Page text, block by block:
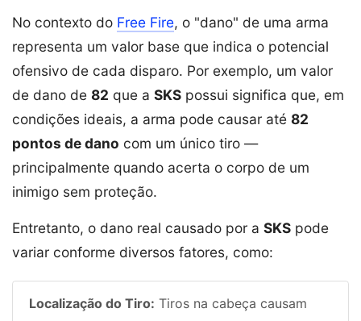
No contexto do Free Fire, o "dano" de uma arma
representa um valor base que indica o potencial
ofensivo de cada disparo. Por exemplo, um valor
de dano de 82 que a SKS possui significa que, em
condições ideais, a arma pode causar até 82
pontos de dano com um único tiro —
principalmente quando acerta o corpo de um
inimigo sem proteção.
Entretanto, o dano real causado por a SKS pode
variar conforme diversos fatores, como:
Localização do Tiro: Tiros na cabeça causam